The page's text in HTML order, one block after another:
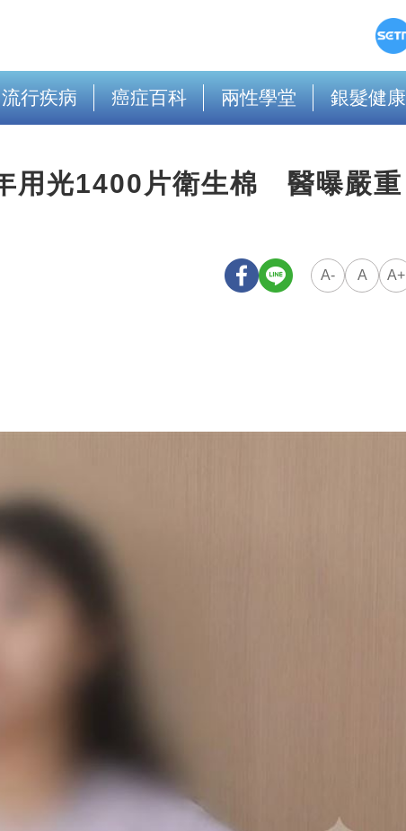
流行疾病 癌症百科 兩性學堂 銀髮健康
用光1400片衛生棉 醫曝嚴重
A- A A+